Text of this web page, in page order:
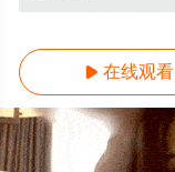
 在线观看